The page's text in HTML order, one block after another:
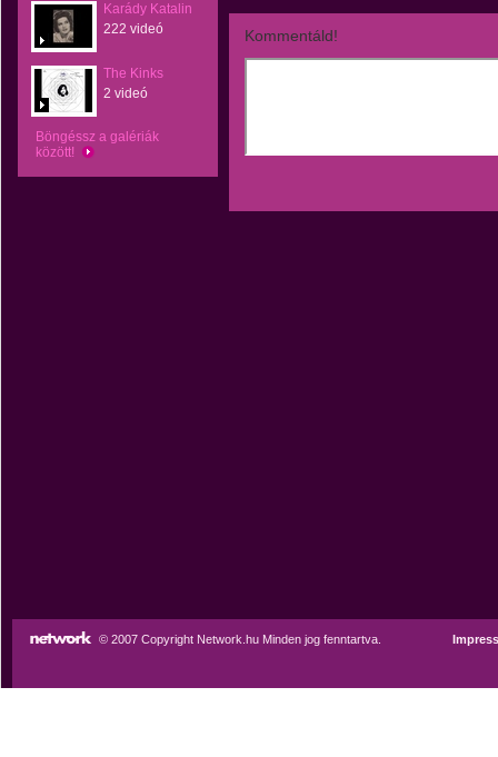
Karády Katalin
222 videó
The Kinks
2 videó
Böngéssz a galériák
között!
Kommentáld!
© 2007 Copyright Network.hu Minden jog fenntartva.